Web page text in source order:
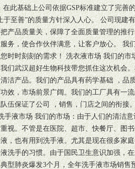
在此基础上公司依据GSP标准建立了完善
至善”的质量方针深入人心。 公司现建
产品质量关，保障了全面质量管理的推
务，使合作伙伴满意，让客户放心。 我
时时刻刻的需求！ 洗衣液市场 我们的市
们武汉超好生物科技带您抓住这次机会
洁产品。我们的产品具有药学基础 ，品
效，市场前景广阔。我们的工厂具有一
伍保证了公司 ，销售，门店之间的衔接
手液市场 我们的市场：由于人们的清洁
视。不管是在医院、超市、快餐厅、图
，也有用到洗手液。尤其是现在很多家
洗手的习惯。由于国民卫生意识加强，
型肺炎爆发3个月，全年洗手液市场销售